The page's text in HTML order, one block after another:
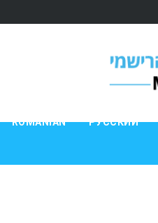
РУССКИЙ
ROMANIAN